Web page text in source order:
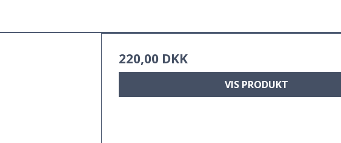
220,00 DKK
VIS PRODUKT